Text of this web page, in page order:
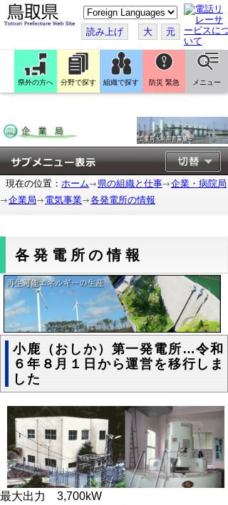
こ
の
ペ
ー
ジ
翻
訳
す
読み上げ 大 元
県外の方へ 分野で探す 組織で探す 防災 緊急 メニュー
現在の位置： ホーム 県の組織と仕事
企業・病院局
企業局
電気事業 各発電所の情報
各発電所の情報
小鹿（おしか）第一発電所…令和
６年８月１日から運営を移行しま
した
最大出力 3,700kW